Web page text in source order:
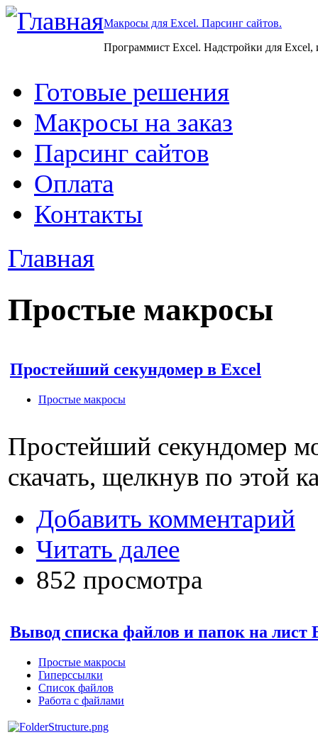
Макросы для Excel. Парсинг сайтов.
Программист Excel. Надстройки для Excel,
Готовые решения
Макросы на заказ
Парсинг сайтов
Оплата
Контакты
Главная
Простые макросы
Простейший секундомер в Excel
Простые макросы
Простейший секундомер
скачать, щелкнув по этой
Добавить комментарий
Читать далее
852 просмотра
Вывод списка файлов и папок на лист
Простые макросы
Гиперссылки
Список файлов
Работа с файлами